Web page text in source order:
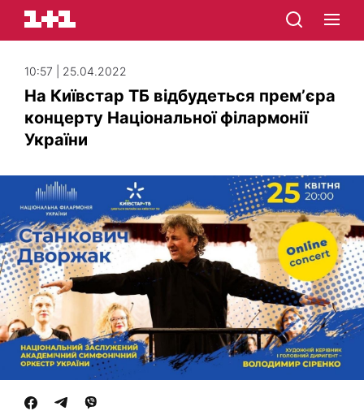
10:57 | 25.04.2022
На Київстар ТБ відбудеться премʼєра
концерту Національної філармонії
України